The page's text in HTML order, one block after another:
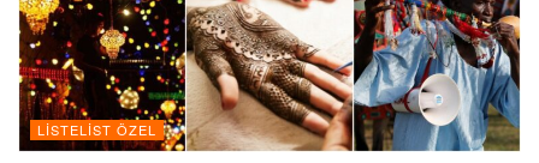
LISTELIST ÖZEL